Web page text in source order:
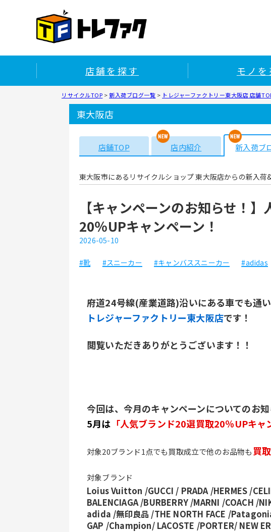
店舗を探す モノを
リサイクルTOP >新入荷ブログ一覧 > トレジャーファクトリー東大阪店 店舗
東大阪店
店舗TOP 店内紹介 新入荷ブ
東大阪市にあるリサイクルショップ 東大阪店からの新入荷
【キャンペーンのお知らせ！
20％UPキャンペーン！
2026-05-10
#靴 #スニーカー #キャンバススニーカー #adidas
府道24号線(産業道路)沿いにある車でも通
トレジャーファクトリー東大阪店です！
閲覧いただきありがとうございます！！
今回は、今月のキャンペーンについてのお知
5月は 「人気ブランド20選買取20％UPキャ
対象20ブランド1点でも買取成立で他のお品物も 買
対象ブランド
Loius Vuitton /GUCCI / PRADA /HERMES /
BALENCIAGA /BURBERRY /MARNI /COACH /
adida /無印良品 /THE NORTH FACE /
GAP /Champion/ LACOSTE /PORTER/ NEW